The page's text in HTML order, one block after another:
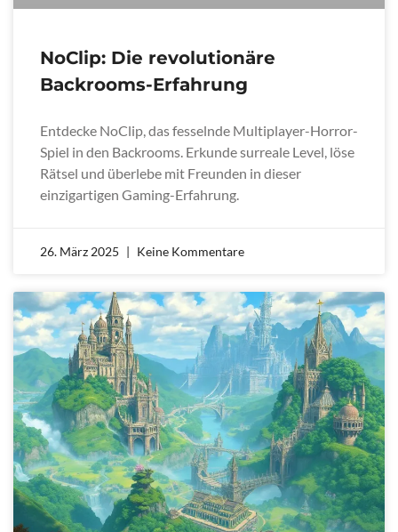
NoClip: Die revolutionäre
Backrooms-Erfahrung
Entdecke NoClip, das fesselnde Multiplayer-Horror-
Spiel in den Backrooms. Erkunde surreale Level, löse
Rätsel und überlebe mit Freunden in dieser
einzigartigen Gaming-Erfahrung.
26. März 2025 Keine Kommentare